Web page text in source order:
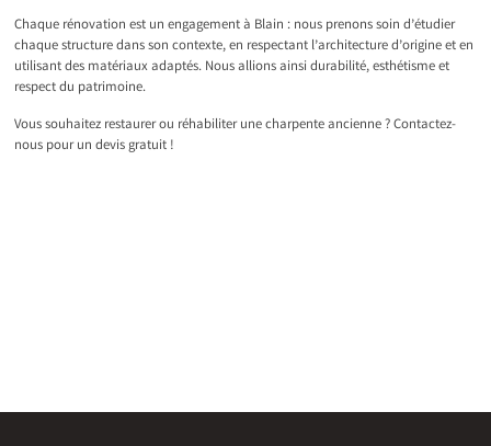
Chaque rénovation est un engagement à Blain : nous prenons soin d’étudier
chaque structure dans son contexte, en respectant l’architecture d’origine et en
utilisant des matériaux adaptés. Nous allions ainsi durabilité, esthétisme et
respect du patrimoine.
Vous souhaitez restaurer ou réhabiliter une charpente ancienne ? Contactez-
nous pour un devis gratuit !